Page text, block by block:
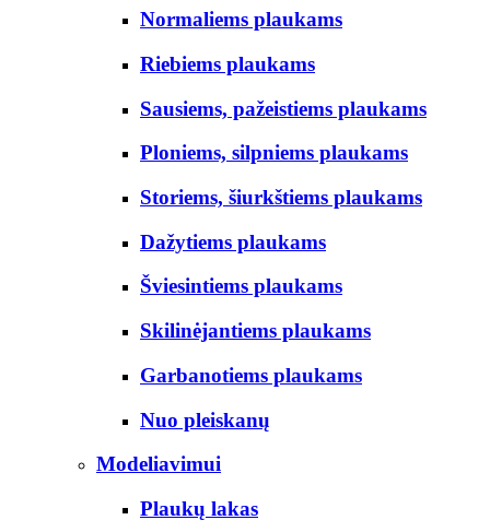
Normaliems plaukams
Riebiems plaukams
Sausiems, pažeistiems plaukams
Ploniems, silpniems plaukams
Storiems, šiurkštiems plaukams
Dažytiems plaukams
Šviesintiems plaukams
Skilinėjantiems plaukams
Garbanotiems plaukams
Nuo pleiskanų
Modeliavimui
Plaukų lakas